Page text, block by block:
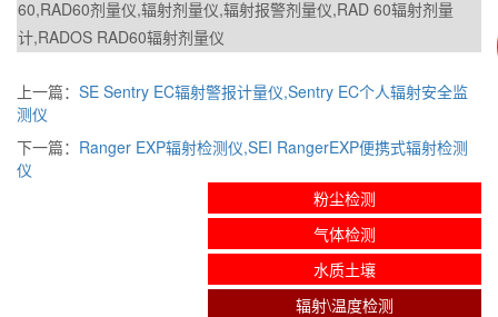
60,RAD60剂量仪,辐射剂量仪,辐射报警剂量仪,RAD 60辐射剂量
计,RADOS RAD60辐射剂量仪
上一篇： SE Sentry EC辐射警报计量仪,Sentry EC个人辐射安全监
测仪
下一篇： Ranger EXP辐射检测仪,SEI RangerEXP便携式辐射检测
仪
粉尘检测
气体检测
水质土壤
辐射\温度检测